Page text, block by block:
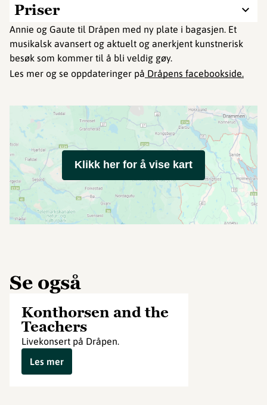
Priser
Annie og Gaute til Dråpen med ny plate i bagasjen. Et
musikalsk avansert og aktuelt og anerkjent kunstnerisk
besøk som kommer til å bli veldig gøy.
Les mer og se oppdateringer på Dråpens facebookside.
Klikk her for å vise kart
Se også
Konthorsen and the
Teachers
Livekonsert på Dråpen.
Les mer